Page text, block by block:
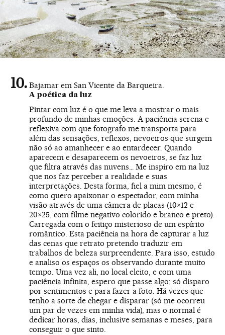
Bajamar em San Vicente da Barqueira.
A poética da luz
Pintar com luz é o que me leva a mostrar o mais
profundo de minhas emoções. A paciência serena e
reflexiva com que fotografo me transporta para
além das sensações, reflexos, nevoeiros que surgem
não só ao amanhecer e ao entardecer. Quando
aparecem e desaparecem os nevoeiros, se faz luz
que filtra através das nuvens… Me inspiro em na luz
que nos faz perceber a realidade e suas
interpretações. Desta forma, fiel a mim mesmo, é
como quero apaixonar o espectador, com minha
visão através de uma câmera de placas (10×12 e
20×25, com filme negativo colorido e branco e preto).
Carregada com o feitiço misterioso de um espírito
romântico. Esta paciência na hora de capturar a luz
das cenas que retrato pretendo traduzir em
trabalhos de beleza surpreendente. Para isso, estudo
e analiso os espaços os observando durante muito
tempo. Uma vez ali, no local eleito, e com uma
paciência infinita, espero que passe algo; só disparo
por sentimentos e para fazer a foto. Há vezes que
tenho a sorte de chegar e disparar (só me ocorreu
um par de vezes em minha vida), mas o normal é
dedicar horas, dias, inclusive semanas e meses, para
conseguir o que sinto.